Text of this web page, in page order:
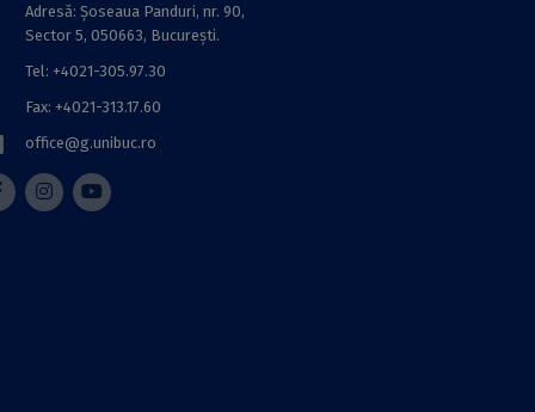
Adresă: Șoseaua Panduri, nr. 90,
Sector 5, 050663, Bucureşti.
Tel: +4021-305.97.30
Fax: +4021-313.17.60
office@g.unibuc.ro